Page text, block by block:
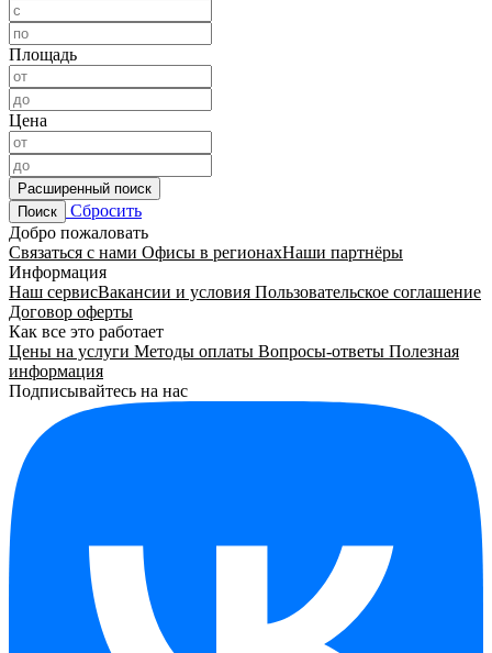
Площадь
Цена
Расширенный поиск
Поиск
Сбросить
Добро пожаловать
Связаться с нами Офисы в регионахНаши партнёры
Информация
Наш сервисВакансии и условия Пользовательское соглашение
Договор оферты
Как все это работает
Цены на услуги Методы оплаты Вопросы-ответы Полезная
информация
Подписывайтесь на нас